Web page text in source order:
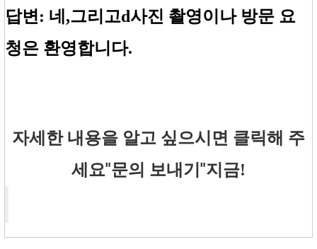
답변: 네,그리고d사진 촬영이나 방문 요
청은 환영합니다.
자세한 내용을 알고 싶으시면 클릭해 주
세요"문의 보내기 "지금!